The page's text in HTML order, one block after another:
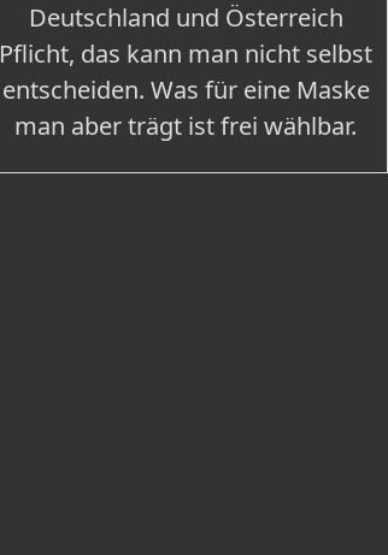
Deutschland und Österreich
Pflicht, das kann man nicht selbst
entscheiden. Was für eine Maske
man aber trägt ist frei wählbar.